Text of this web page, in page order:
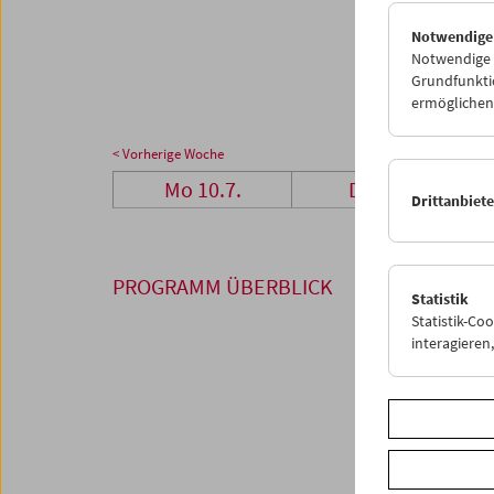
31
< Vorherige Woche
Mo 10.7. Di 11.7.
PROGRAMM ÜBERBLICK
Notwendige
Statistik
Statistik-